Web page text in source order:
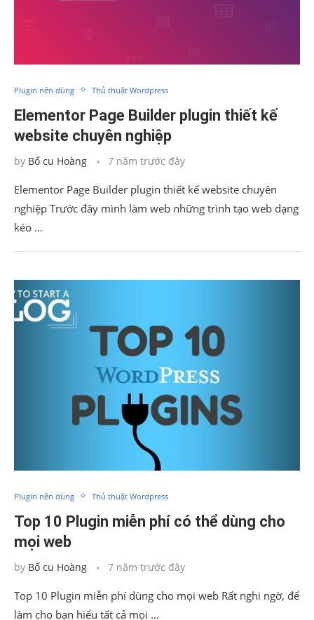
Plugin nên dùng Thủ thuật Wordpress
Elementor Page Builder plugin thiết kế
website chuyên nghiệp
by Bố cu Hoàng 7 năm trước đây
Elementor Page Builder plugin thiết kế website chuyên
nghiệp Trước đây mình làm web những trình tạo web dạng
kéo …
Plugin nên dùng Thủ thuật Wordpress
Top 10 Plugin miễn phí có thể dùng cho
mọi web
by Bố cu Hoàng 7 năm trước đây
Top 10 Plugin miễn phí dùng cho mọi web Rất nghi ngờ, để
làm cho bạn hiểu tất cả mọi …